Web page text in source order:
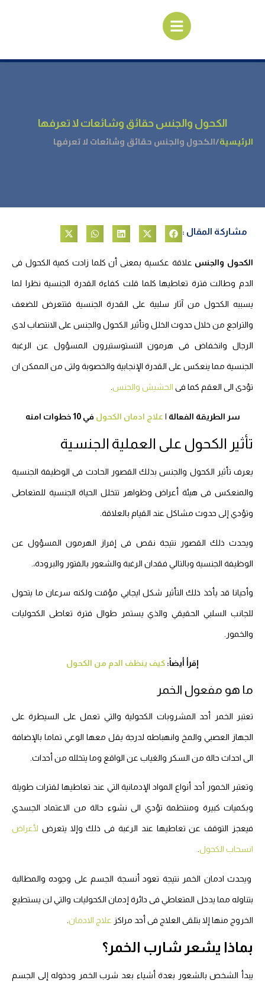
الكحول والجنس حقائق وشائعات لا تعرفها
الرئيسية/الكحول والجنس حقائق وشائعات لا تعرفها
مشاركة المقال :
الكحول والجنس علاقة عكسية بمعنى أن كلما زادت كمية الكحول فى
الدم وطالت فترة تعاطيها كلما قلت كفاءة القدرة الجنسية نظرا لما
يسببه الكحول من آثار سلبية على القدرة الجنسية فتتعرض للضعف
والتراجع من خلال حدوث الخلل وتأثير الكحول والجنس على الانتصاب لدى
الرجال وانخفاض فى هرمون التستوستيرون المسؤول عن الرغبة
الجنسية مما ينعكس على القدرة الإنجابية والخصوبة ولتى من الممكن ان
تؤدى الى العقم كما فى الحشيش والجنس.
سر الطريقة الفعالة | علاج ادمان الكحول في 10 خطوات امنه
تأثير الكحول على العملية الجنسية
يعرف تأثير الكحول والجنس بذلك القصور الحادث فى الوظيفة الجنسية
والمنعكس فى هيئة أعراض وظواهر تتخلل الحياة الجنسية للمتعاطى
وتؤدي إلى حدوث مشاكل عند القيام بالعلاقة.
ويحدث ذلك القصور نتيجة نقص فى إفراز الهرمون المسؤول عن
الوظيفة الجنسية وبالتالي فقدان الرغبة والشعور بالفتور والبرودة،.
وأحيانا قد يأخذ ذلك التأثير شكل ايجابي مؤقت ولكنه سرعان ما يتحول
للجانب السلبي الحقيقي والذي يستمر طوال فترة تعاطى الكحوليات
والخمور.
إقرأ أيضاً: كيف ينظف الدم من الكحول
ما هو مفعول الخمر
تعتبر الخمر أحد المشروبات الكحولية والتي تعمل على السيطرة على
الجهاز العصبي والمخ وانهباطه لدرجة يقل معها الوعي تماما بالإضافة
الى احداث حالة من السكر والغياب عن الواقع وما يتخلله من أحداث.
وتعتبر الخمور أحد أنواع المواد الإدمانية التي عند تعاطيها لفترات طويلة
وبكميات كبيرة ومنتظمة تؤدي الى نشوء حالة من الاعتماد الجسدي
فيعجز التوقف عن تعاطيها عند الرغبة فى ذلك وإلا يتعرض لأعراض
انسحاب الكحول
ويحدث ادمان الخمر نتيجة تعود أنسجة الجسم على وجوده والمطالبة
بتناوله مما يدخل المتعاطي فى دائرة إدمان الكحوليات والتي لن يستطيع
الخروج منها إلا بتلقى العلاج فى أحد مراكز علاج الادمان
بماذا يشعر شارب الخمر؟
يبدأ الشخص بالشعور بعدة أشياء بعد شرب الخمر ودخوله إلى الجسم